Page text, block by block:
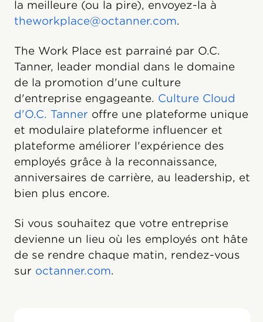
la meilleure (ou la pire), envoyez-la à
theworkplace@octanner.com.
The Work Place est parrainé par O.C.
Tanner, leader mondial dans le domaine
de la promotion d'une culture
d'entreprise engageante. Culture Cloud
d'O.C. Tanner offre une plateforme unique
et modulaire plateforme influencer et
plateforme améliorer l'expérience des
employés grâce à la reconnaissance,
anniversaires de carrière, au leadership, et
bien plus encore.
Si vous souhaitez que votre entreprise
devienne un lieu où les employés ont hâte
de se rendre chaque matin, rendez-vous
sur octanner.com.